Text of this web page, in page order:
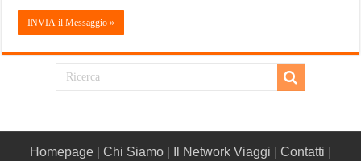
Homepage Chi Siamo Il Network Viaggi Contatti